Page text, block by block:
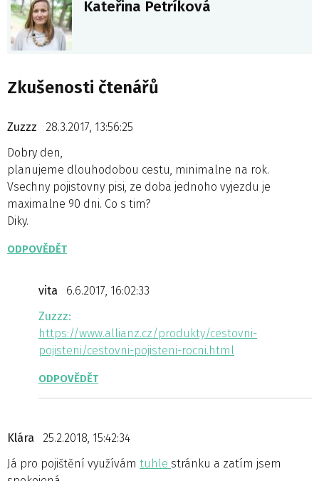
Kateřina Petríková
Zkušenosti čtenářů
Zuzzz
28.3.2017, 13:56:25
Dobry den,
planujeme dlouhodobou cestu, minimalne na rok.
Vsechny pojistovny pisi, ze doba jednoho vyjezdu je
maximalne 90 dni. Co s tim?
Diky.
ODPOVĚDĚT
vita
6.6.2017, 16:02:33
Zuzzz:
https://www.allianz.cz/produkty/cestovni-
pojisteni/cestovni-pojisteni-rocni.html
ODPOVĚDĚT
Klára
25.2.2018, 15:42:34
Já pro pojištění využívám tuhle stránku a zatím jsem